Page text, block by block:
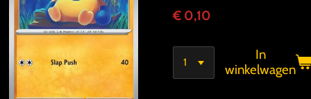
€ 0,10
In
winkelwagen